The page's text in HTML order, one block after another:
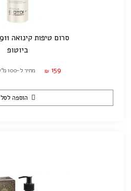
סרום טיפות קינואה 911 | 100 מ"ל
ביוטופ
₪ 159 מחיר ל-100 מ"ל: ₪159.00
הוספה לסל